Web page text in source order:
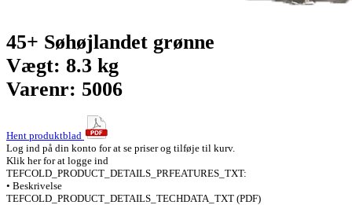
45+ Søhøjlandet grønne
Vægt: 8.3 kg
Varenr: 5006
Hent produktblad
Log ind på din konto for at se priser og tilføje til kurv.
Klik her for at logge ind
TEFCOLD_PRODUCT_DETAILS_PRFEATURES_TXT:
• Beskrivelse
TEFCOLD_PRODUCT_DETAILS_TECHDATA_TXT (PDF)